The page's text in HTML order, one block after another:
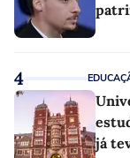
4
já